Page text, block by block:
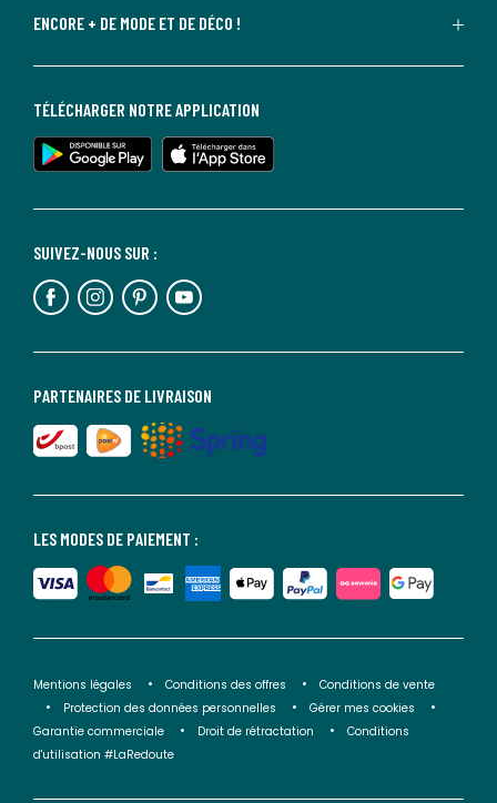
ENCORE + DE MODE ET DE DÉCO !
LES MODES DE PAIEMENT :
PARTENAIRES DE LIVRAISON
SUIVEZ-NOUS SUR :
TÉLÉCHARGER NOTRE APPLICATION
Mentions légales Conditions des offres
Conditions de vente
Protection des données personnelles
Gérer mes cookies
Garantie commerciale
Droit de rétractation
Conditions
d'utilisation #LaRedoute